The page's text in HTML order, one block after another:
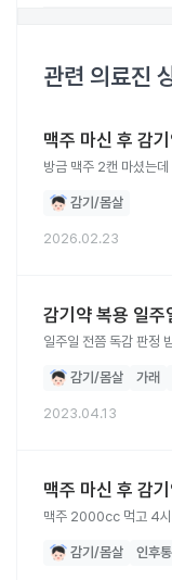
관련 의료진
맥주 마신 후 감
방금 맥주 2캔 마셨는
감기/몸살
2026.02.23
감기약 복용 일
일주일 전쯤 독감 판정
감기/몸살 가래
2023.04.13
맥주 마신 후 감
맥주 2000cc 먹고 4시
감기/몸살 인후통